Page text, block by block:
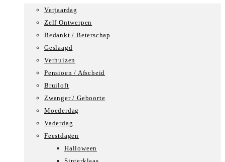
Verjaardag
Zelf Ontwerpen
Bedankt / Beterschap
Geslaagd
Verhuizen
Pensioen / Afscheid
Bruiloft
Zwanger / Geboorte
Moederdag
Vaderdag
Feestdagen
Halloween